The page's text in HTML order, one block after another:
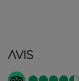
Avis